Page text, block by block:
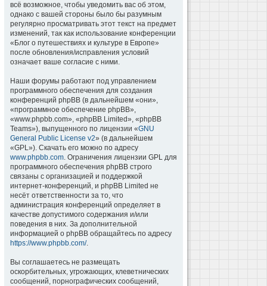
всё возможное, чтобы уведомить вас об этом,
однако с вашей стороны было бы разумным
регулярно просматривать этот текст на предмет
изменений, так как использование конференции
«Блог о путешествиях и культуре в Европе»
после обновления/исправления условий
означает ваше согласие с ними.
Наши форумы работают под управлением
программного обеспечения для создания
конференций phpBB (в дальнейшем «они»,
«программное обеспечение phpBB»,
«www.phpbb.com», «phpBB Limited», «phpBB
Teams»), выпущенного по лицензии «GNU
General Public License v2» (в дальнейшем
«GPL»). Скачать его можно по адресу
www.phpbb.com. Ограничения лицензии GPL для
программного обеспечения phpBB строго
связаны с организацией и поддержкой
интернет-конференций, и phpBB Limited не
несёт ответственности за то, что
администрация конференций определяет в
качестве допустимого содержания и/или
поведения в них. За дополнительной
информацией о phpBB обращайтесь по адресу
https://www.phpbb.com/.
Вы соглашаетесь не размещать
оскорбительных, угрожающих, клеветнических
сообщений, порнографических сообщений,